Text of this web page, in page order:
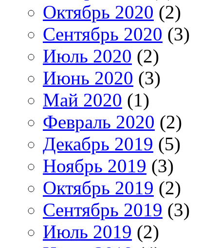
Октябрь 2020 (2)
Сентябрь 2020 (3)
Июль 2020 (2)
Июнь 2020 (3)
Май 2020 (1)
Февраль 2020 (2)
Декабрь 2019 (5)
Ноябрь 2019 (3)
Октябрь 2019 (2)
Сентябрь 2019 (3)
Июль 2019 (2)